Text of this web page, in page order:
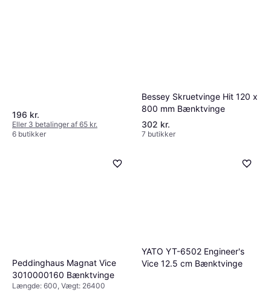
196 kr.
Eller 3 betalinger af 65 kr.
6 butikker
Bessey Skruetvinge Hit 120 x
800 mm Bænktvinge
302 kr.
7 butikker
Peddinghaus Magnat Vice
3010000160 Bænktvinge
Længde: 600, Vægt: 26400
YATO YT-6502 Engineer's
Vice 12.5 cm Bænktvinge